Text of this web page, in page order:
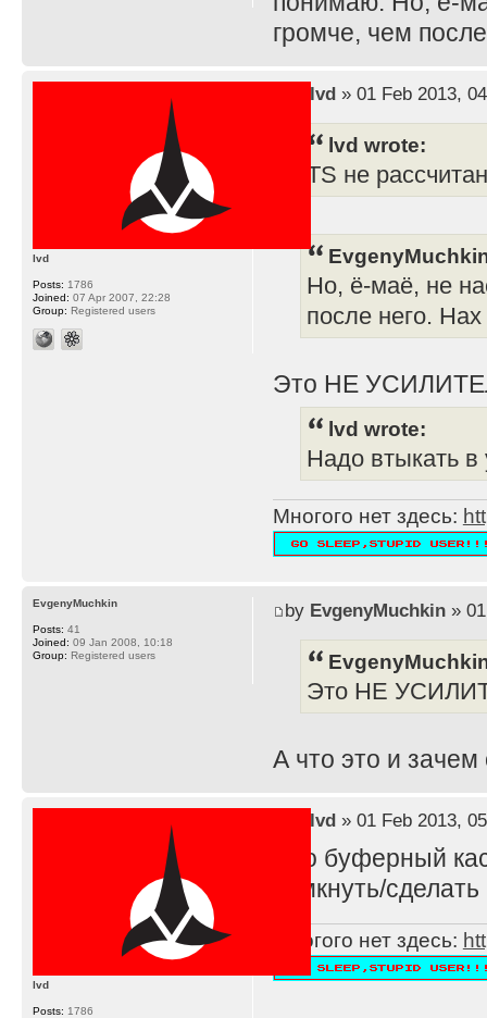
громче, чем
lvd» 01 Feb 2013,
lvd wrote:
TS не
Но, ё-маё, не
после него.
Это НЕ
lvd wrote:
Надо втыкать в
Многого нет здесь:
lvd
Posts: 1786
Joined: 07 Apr 2007, 22:28
Group: Registered users
by EvgenyMuchkin» 01
Это НЕ
А что это и
EvgenyMuchkin
Posts: 41
Joined: 09 Jan 2008, 10:18
Group: Registered users
lvd» 01 Feb 2013,
Это буферный
замкнуть/
Многого нет здесь:
lvd
Posts: 1786